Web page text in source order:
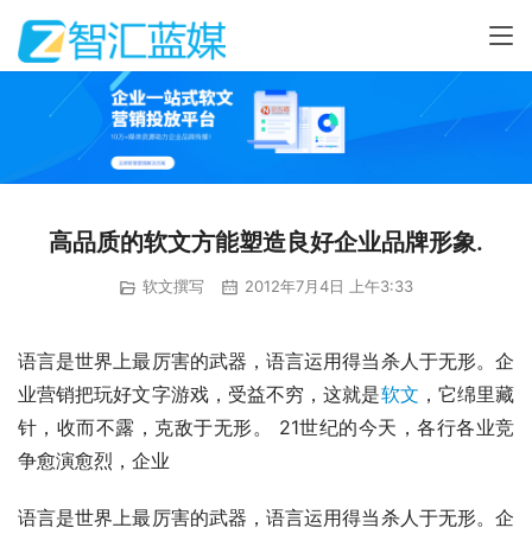
高品质的软文方能塑造良好企业品牌形象.
软文撰写 2012年7月4日 上午3:33
语言是世界上最厉害的武器，语言运用得当杀人于无形。企
业营销把玩好文字游戏，受益不穷，这就是软文 ，它绵里藏
针，收而不露，克敌于无形。 21世纪的今天，各行各业竞
争愈演愈烈，企业
语言是世界上最厉害的武器，语言运用得当杀人于无形。企